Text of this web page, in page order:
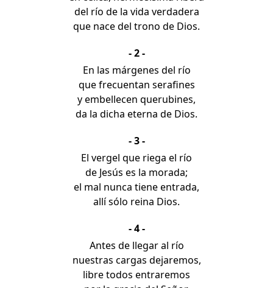
del río de la vida verdadera
que nace del trono de Dios.
- 2 -
En las márgenes del río
que frecuentan serafines
y embellecen querubines,
da la dicha eterna de Dios.
- 3 -
El vergel que riega el río
de Jesús es la morada;
el mal nunca tiene entrada,
allí sólo reina Dios.
- 4 -
Antes de llegar al río
nuestras cargas dejaremos,
libre todos entraremos